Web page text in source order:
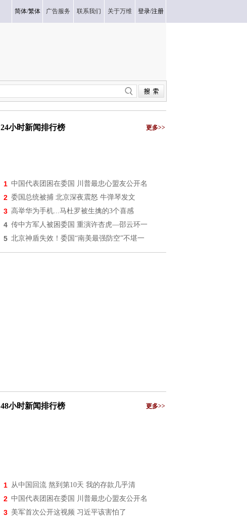
简体/繁体 广告服务 联系我们 关于万维 登录/注册
24小时新闻排行榜 更多>>
1 中国代表团困在委国 川普最忠心盟友公开名
2 委国总统被捕 北京深夜震怒 牛弹琴发文
3 高举华为手机...马杜罗被生擒的3个喜感
4 传中方军人被困委国 重演许杏虎—邵云环一
5 北京神盾失效！委国“南美最强防空”不堪一
48小时新闻排行榜 更多>>
1 从中国回流 熬到第10天 我的存款几乎清
2 中国代表团困在委国 川普最忠心盟友公开名
3 美军首次公开这视频 习近平该害怕了